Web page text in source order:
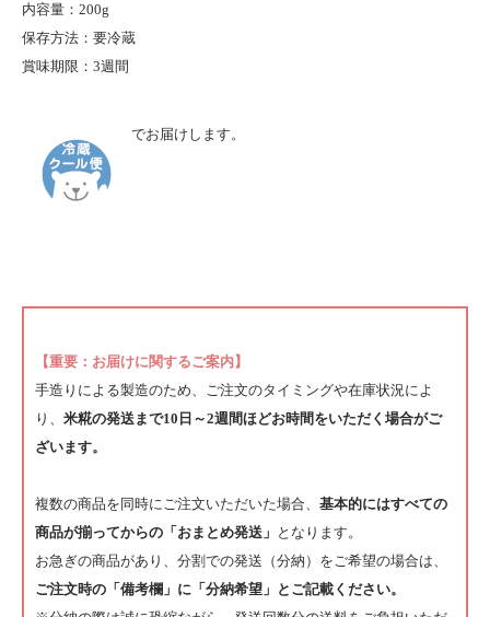
内容量：200g
保存方法：要冷蔵
賞味期限：3週間
でお届けします。
【重要：お届けに関するご案内】
手造りによる製造のため、ご注文のタイミングや在庫状況によ
り、 米糀の発送まで10日～2週間ほどお時間をいただく場合がご
ざいます。
複数の商品を同時にご注文いただいた場合、 基本的にはすべての
商品が揃ってからの「おまとめ発送」 となります。
お急ぎの商品があり、分割での発送（分納）をご希望の場合は、
ご注文時の「備考欄」に「分納希望」とご記載ください。